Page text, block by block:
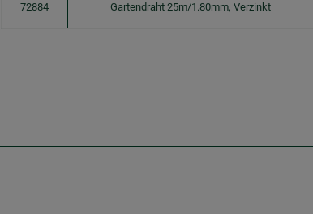
72884 Gartendraht 25m/1.80mm, Verzinkt